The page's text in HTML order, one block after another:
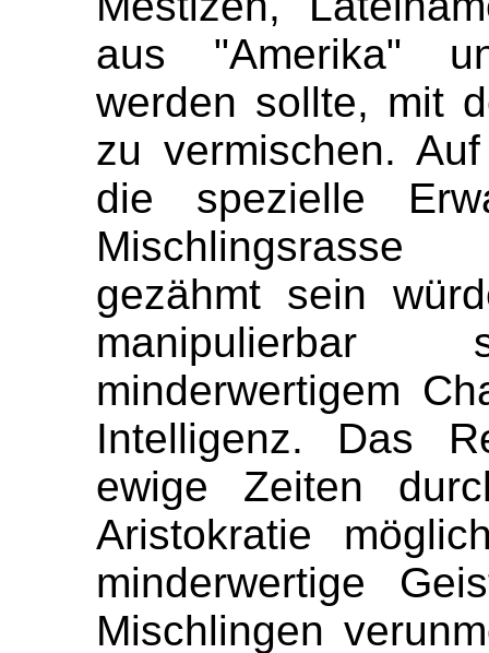
aus "Amerika"
werden sollte, mit
zu vermischen.
die spezielle
gezähmt sein
minderwertigem
Intelligenz. Das
ewige Zeiten
Aristokratie
minderwertige
Mischlingen